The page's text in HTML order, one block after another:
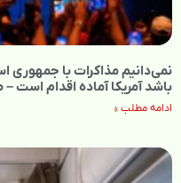
نمی‌دانیم مذاکرات با جمهوری
باشد آمریکا آماده اقدام است –
ادامه مطلب »